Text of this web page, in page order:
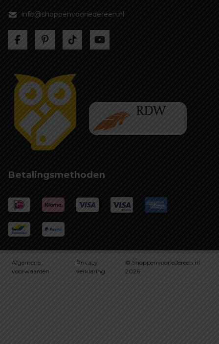
info@shoppenvooriedereen.nl
Betalingsmethoden
Algemene
voorwaarden
Privacy
verklaring
© Shoppenvooriedereen.nl
2026